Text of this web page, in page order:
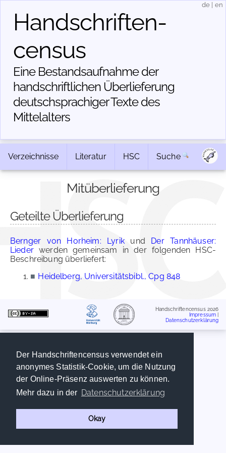
Der Handschriftencensus verwendet ein
anonymes Statistik-Cookie, um die Nutzung
der Online-Präsenz auswerten zu können.
Mehr dazu in der Datenschutzerklärung
Okay
Handschriften­
census
Eine Bestandsaufnahme der
handschriftlichen Über­lieferung
deutschsprachiger Texte des
Mittelalters
de en
Verzeichnisse Literatur HSC Suche
Mitüberlieferung
Geteilte Überlieferung
Bernger von Horheim: Lyrikund Der Tannhäuser:
Liederwerden gemeinsam in der folgenden HSC-
Beschreibung überliefert:
■ Heidelberg, Universitätsbibl., Cpg 848
Handschriftencensus 2026
Impressum
Datenschutzerklärung